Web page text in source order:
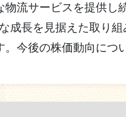
流サービスを提供
成長を見据えた取り
今後の株価動向につ